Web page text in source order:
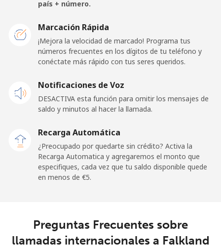
Línea fija ⁦1.5¢⁩ 333 min por ⁦€5⁩
⁦2.3¢⁩ 217 min por ⁦€5⁩
Celular ⁦27.9¢⁩ 17 min por ⁦€5⁩ -
French Polynesia
Celular ⁦32.9¢⁩ 15 min por ⁦€5⁩
país + número.
Marcación Rápida
¡Mejora la velocidad de marcado! Programa tus
números frecuentes en los dígitos de tu teléfono y
conéctate más rápido con tus seres queridos.
Notificaciones de Voz
DESACTIVA esta función para omitir los mensajes de
saldo y minutos al hacer la llamada.
Recarga Automática
¿Preocupado por quedarte sin crédito? Activa la
Recarga Automatica y agregaremos el monto que
especifiques, cada vez que tu saldo disponible quede
en menos de ⁦€5⁩.
Preguntas Frecuentes sobre
llamadas internacionales a Falkland